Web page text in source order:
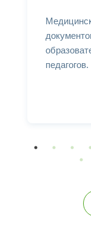
педагогов.